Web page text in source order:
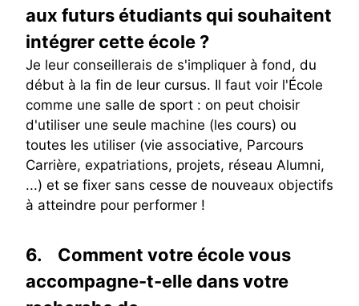
aux futurs étudiants qui souhaitent
intégrer cette école ?
Je leur conseillerais de s'impliquer à fond, du
début à la fin de leur cursus. Il faut voir l'École
comme une salle de sport : on peut choisir
d'utiliser une seule machine (les cours) ou
toutes les utiliser (vie associative, Parcours
Carrière, expatriations, projets, réseau Alumni,
...) et se fixer sans cesse de nouveaux objectifs
à atteindre pour performer !
6.
Comment votre école vous
accompagne-t-elle dans votre